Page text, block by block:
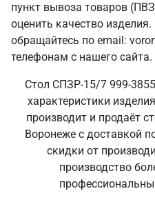
пункт вывоза товаров
оценить качество
обращайтесь по email:
телефонам с нашего сайта.
Стол СПЗР-15/7 999-
характеристики
производит и продаёт
Воронеже с доставкой
скидки от
производство